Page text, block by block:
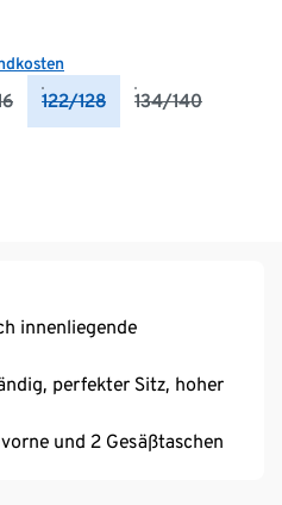
122/128 134/140
innenliegende
perfekter Sitz, hoher
und 2 Gesäßtaschen